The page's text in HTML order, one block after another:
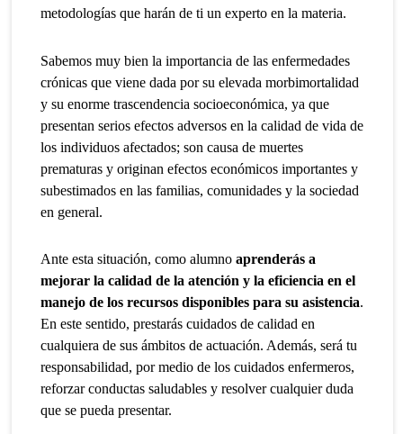
metodologías que harán de ti un experto en la materia.
Sabemos muy bien la importancia de las enfermedades
crónicas que viene dada por su elevada morbimortalidad
y su enorme trascendencia socioeconómica, ya que
presentan serios efectos adversos en la calidad de vida de
los individuos afectados; son causa de muertes
prematuras y originan efectos económicos importantes y
subestimados en las familias, comunidades y la sociedad
en general.
Ante esta situación, como alumnoaprenderás a
mejorar la calidad de la atención y la eficiencia en el
manejo de los recursos disponibles para su asistencia.
En este sentido, prestarás cuidados de calidad en
cualquiera de sus ámbitos de actuación. Además, será tu
responsabilidad, por medio de los cuidados enfermeros,
reforzar conductas saludables y resolver cualquier duda
que se pueda presentar.